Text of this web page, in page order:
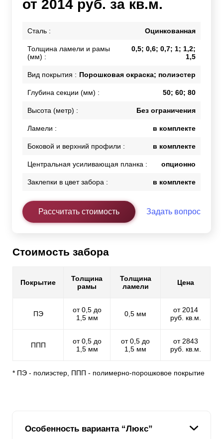
от 2014 руб. за кв.м.
Сталь : Оцинкованная
Толщина ламели и рамы
(мм) :
0,5; 0,6; 0,7; 1; 1,2;
1,5
Вид покрытия : Порошковая окраска; полиэстер
Глубина секции (мм) : 50; 60; 80
Высота (метр) : Без ограничения
Ламели : в комплекте
Боковой и верхний профили : в комплекте
Центральная усиливающая планка : опционно
Заклепки в цвет забора : в комплекте
Рассчитать стоимость Задать вопрос
Стоимость забора
Покрытие
Толщина
рамы
Толщина
ламели
Цена
ПЭ
от 0,5 до
1,5 мм
0,5 мм
от 2014
руб. кв.м.
ППП
от 0,5 до
1,5 мм
от 0,5 до
1,5 мм
от 2843
руб. кв.м.
* ПЭ - полиэстер, ППП - полимерно-порошковое покрытие
Особенность варианта “Люкс”